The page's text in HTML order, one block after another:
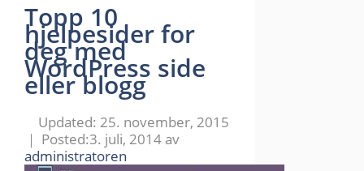
Topp 10
hjelpesider for
deg med
WordPress side
eller blogg
25. november, 2015
3. juli, 2014 av
administratoren